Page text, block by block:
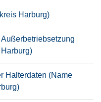
Harburg)
Halterdaten (Name